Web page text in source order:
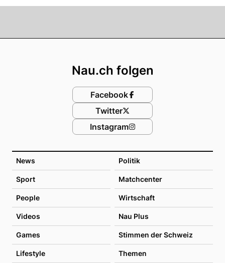
News Politik
Sport Matchcenter
People Wirtschaft
Videos Nau Plus
Games Stimmen der Schweiz
Lifestyle Themen
Nau.ch folgen
Facebook
Twitter
Instagram